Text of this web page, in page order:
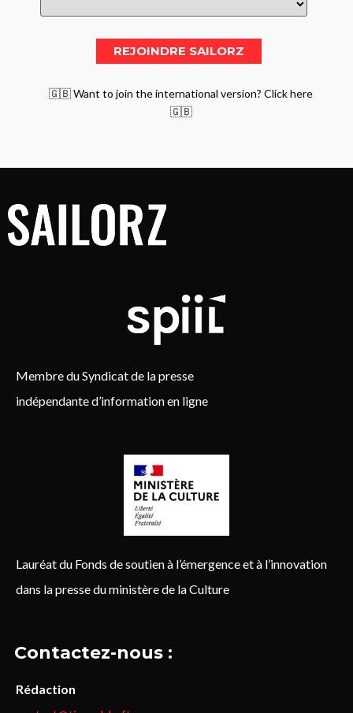
🇬🇧 Want to join the international version? Click here
🇬🇧
Membre du Syndicat de la presse
indépendante d’information en ligne
Lauréat du Fonds de soutien à l’émergence et à l’innovation
dans la presse du ministère de la Culture
Contactez-nous :
Rédaction